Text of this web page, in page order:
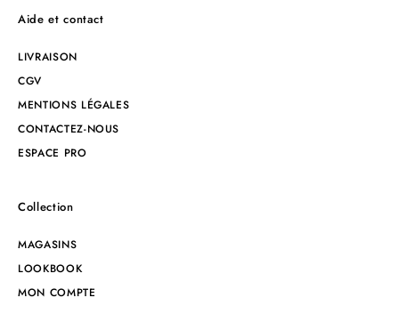
Aide et contact
LIVRAISON
CGV
MENTIONS LÉGALES
CONTACTEZ-NOUS
ESPACE PRO
Collection
MAGASINS
LOOKBOOK
MON COMPTE